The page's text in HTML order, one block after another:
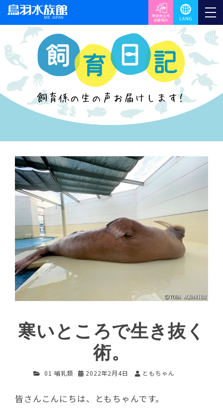
寒いところで生き抜く
術。
01 哺乳類 2022年2月4日 ともちゃん
皆さんこんにちは、ともちゃんです。